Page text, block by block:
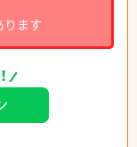
ります